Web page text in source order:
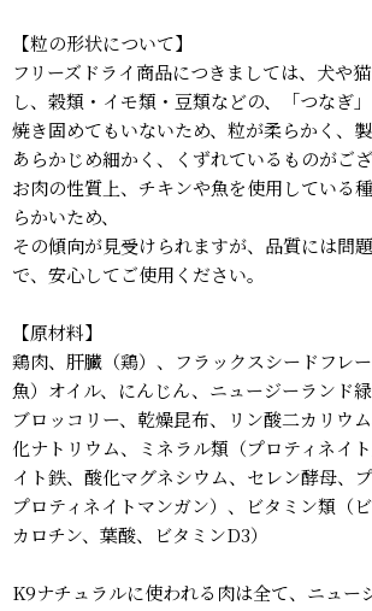
【粒の形状について】
フリーズドライ商品につきましては、犬や
し、穀類・イモ類・豆類などの、「つなぎ」
焼き固めてもいないため、粒が柔らかく、製
あらかじめ細かく、くずれているものがござ
お肉の性質上、チキンや魚を使用している
らかいため、
その傾向が見受けられますが、品質には問
で、安心してご使用ください。
【原材料】
鶏肉、肝臓（鶏）、フラックスシードフレ
魚）オイル、にんじん、ニュージーランド緑
ブロッコリー、乾燥昆布、リン酸二カリウ
化ナトリウム、ミネラル類（プロティネイ
イト鉄、酸化マグネシウム、セレン酵母、プ
プロティネイトマンガン）、ビタミン類（
カロチン、葉酸、ビタミンD3）
K9ナチュラルに使われる肉は全て、ニュー